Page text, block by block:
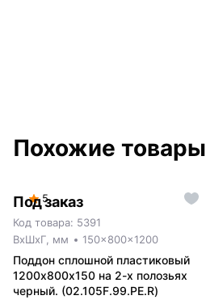
Похожие товары
5
Под заказ
Код товара: 5391
ВxШxГ, мм
150x800x1200
Поддон сплошной пластиковый
1200х800х150 на 2-х полозьях
черный. (02.105F.99.PE.R)